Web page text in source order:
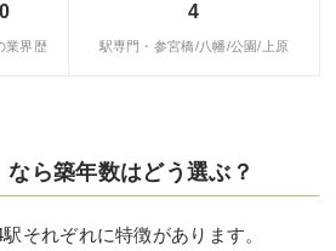
業界歴
4
駅専門・参宮橋/八幡/公園/上原
なら築年数はどう選ぶ？
それぞれに特徴があります。